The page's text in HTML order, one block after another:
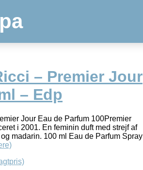
– Premier Jour
– Edp
Jour Eau de Parfum 100Premier
i 2001. En feminin duft med strejf af
madarin. 100 ml Eau de Parfum Spray